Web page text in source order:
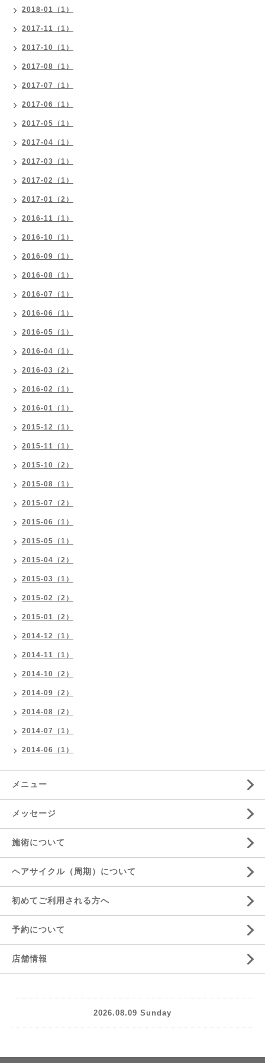
2018-01（1）
2017-11（1）
2017-10（1）
2017-08（1）
2017-07（1）
2017-06（1）
2017-05（1）
2017-04（1）
2017-03（1）
2017-02（1）
2017-01（2）
2016-11（1）
2016-10（1）
2016-09（1）
2016-08（1）
2016-07（1）
2016-06（1）
2016-05（1）
2016-04（1）
2016-03（2）
2016-02（1）
2016-01（1）
2015-12（1）
2015-11（1）
2015-10（2）
2015-08（1）
2015-07（2）
2015-06（1）
2015-05（1）
2015-04（2）
2015-03（1）
2015-02（2）
2015-01（2）
2014-12（1）
2014-11（1）
2014-10（2）
2014-09（2）
2014-08（2）
2014-07（1）
2014-06（1）
メニュー
メッセージ
施術について
ヘアサイクル（周期）について
初めてご利用される方へ
予約について
店舗情報
2026.08.09 Sunday